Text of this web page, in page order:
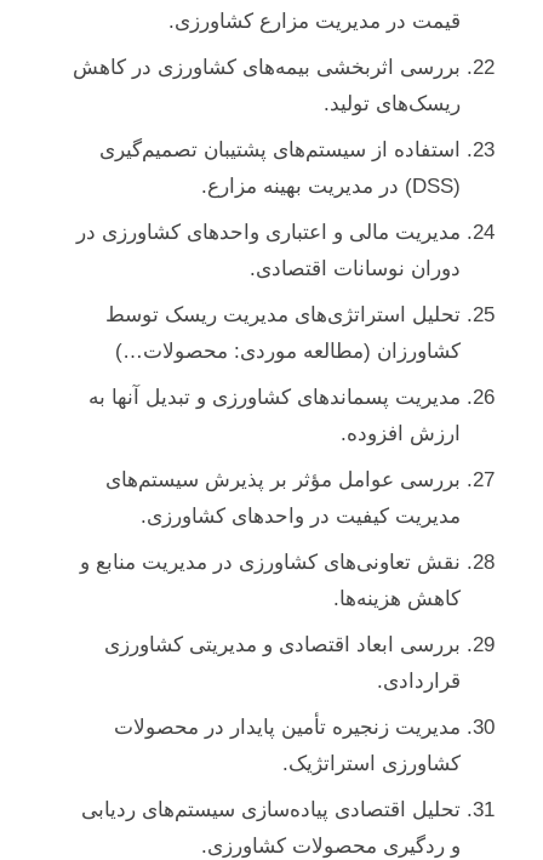
قیمت در مدیریت مزارع کشاورزی.
بررسی اثربخشی بیمه‌های کشاورزی در کاهش
ریسک‌های تولید.
استفاده از سیستم‌های پشتیبان تصمیم‌گیری
(DSS) در مدیریت بهینه مزارع.
مدیریت مالی و اعتباری واحدهای کشاورزی در
دوران نوسانات اقتصادی.
تحلیل استراتژی‌های مدیریت ریسک توسط
کشاورزان (مطالعه موردی: محصولات…)
مدیریت پسماندهای کشاورزی و تبدیل آنها به
ارزش افزوده.
بررسی عوامل مؤثر بر پذیرش سیستم‌های
مدیریت کیفیت در واحدهای کشاورزی.
نقش تعاونی‌های کشاورزی در مدیریت منابع و
کاهش هزینه‌ها.
بررسی ابعاد اقتصادی و مدیریتی کشاورزی
قراردادی.
مدیریت زنجیره تأمین پایدار در محصولات
کشاورزی استراتژیک.
تحلیل اقتصادی پیاده‌سازی سیستم‌های ردیابی
و ردگیری محصولات کشاورزی.